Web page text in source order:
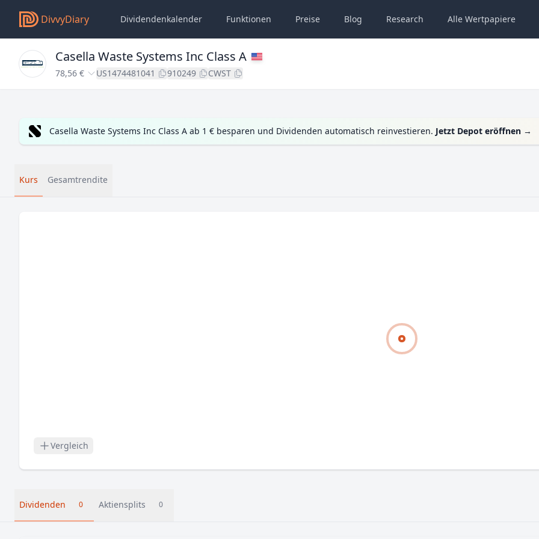
DivvyDiary Dividendenkalender Funktionen Preise Blog Research Alle Wertpapiere
Casella Waste Systems Inc Class A
78,56 € US1474481041 910249 CWST
Casella Waste Systems Inc Class A ab 1 € besparen und Dividenden automatisch reinvestieren. Jetzt Depot eröffnen →
Kurs Gesamtrendite
Vergleich
Dividenden 0 Aktiensplits 0